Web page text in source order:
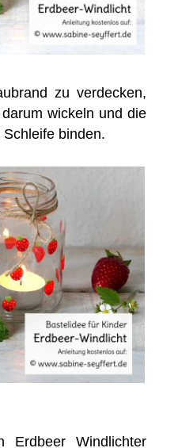
zu verdecken,
wickeln und die
binden.
Erdbeer Windlichter